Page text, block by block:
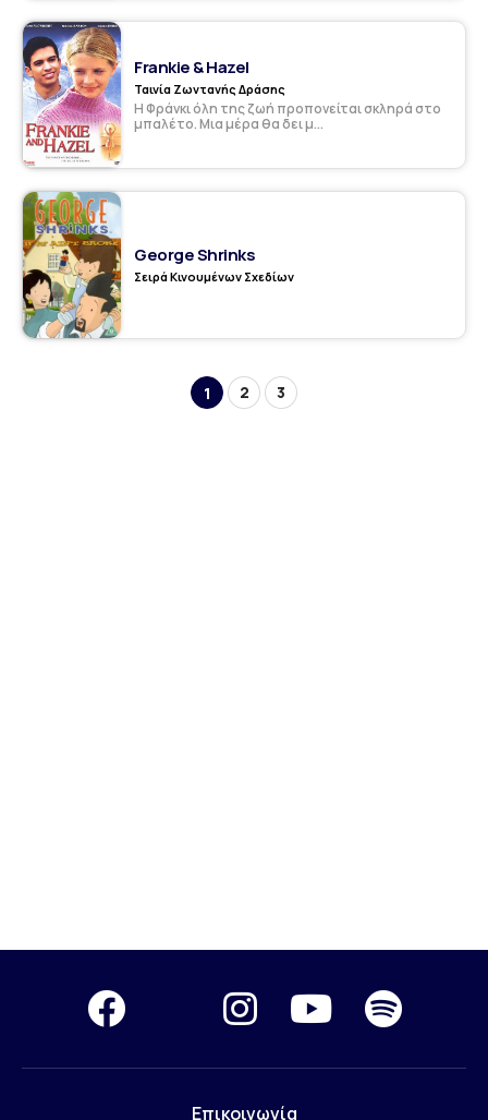
Frankie & Hazel
Ταινία Ζωντανής Δράσης
Η Φράνκι όλη της ζωή προπονείται σκληρά στο
μπαλέτο. Μια μέρα θα δει μ...
George Shrinks
Σειρά Κινουμένων Σχεδίων
1 2 3
Επικοινωνία